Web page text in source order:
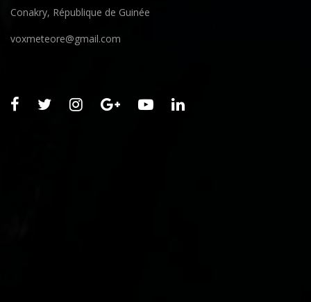
Conakry, République de Guinée
voxmeteore@gmail.com